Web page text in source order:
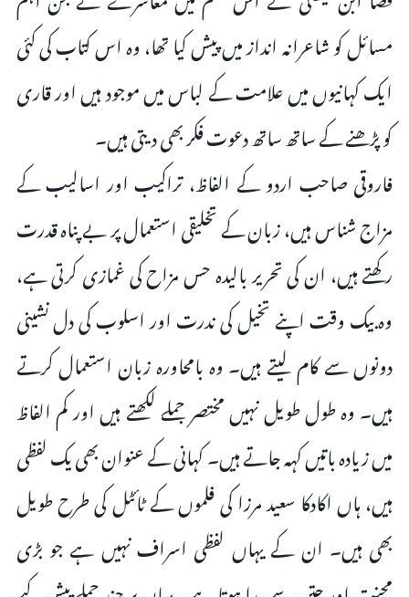
مسائل کو شاعرانہ انداز میں پیش کیا تھا، وہ اس کتاب کی کئی
ایک کہانیوں میں علامت کے لباس میں موجود ہیں اور قاری
کو پڑھنے کے ساتھ ساتھ دعوت فکر بھی دیتی ہیں۔
فاروقی صاحب اردو کے الفاظ، تراکیب اور اسالیب کے
مزاج شناس ہیں، زبان کے تخلیقی استعمال پر بے پناہ قدرت
رکھتے ہیں، ان کی تحریر بالیدہ حس مزاح کی غمازی کرتی ہے،
وہ بیک وقت اپنے تخیل کی ندرت اور اسلوب کی دل نشینی
دونوں سے کام لیتے ہیں۔ وہ بامحاورہ زبان استعمال کرتے
ہیں۔ وہ طول طویل نہیں مختصر جملے لکھتے ہیں اور کم الفاظ
میں زیادہ باتیں کہہ جاتے ہیں۔ کہانی کے عنوان بھی یک لفظی
ہیں، ہاں اکادکا سعید مرزا کی فلموں کے ٹائٹل کی طرح طویل
بھی ہیں۔ ان کے یہاں لفظی اسراف نہیں ہے جو بڑی